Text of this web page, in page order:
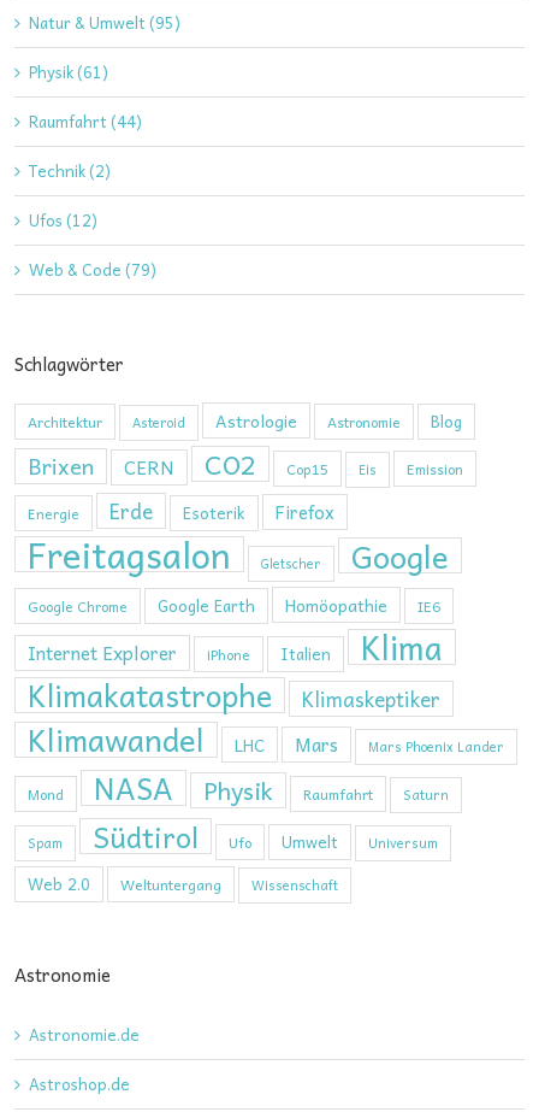
Natur & Umwelt (95)
Physik (61)
Raumfahrt (44)
Technik (2)
Ufos (12)
Web & Code (79)
Schlagwörter
Architektur Asteroid Astrologie Astronomie Blog
Brixen CERN CO2 Cop15 Eis
Emission
Energie
Erde Esoterik Firefox
Freitagsalon Gletscher Google
Google Chrome Google Earth Homöopathie IE6
Internet Explorer iPhone Italien Klima
Klimakatastrophe Klimaskeptiker
Klimawandel LHC Mars Mars Phoenix Lander
Mond NASA Physik Raumfahrt Saturn
Spam Südtirol Ufo Umwelt Universum
Web 2.0 Weltuntergang Wissenschaft
Astronomie
Astronomie.de
Astroshop.de